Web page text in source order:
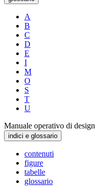
A
B
C
D
E
I
M
O
S
T
U
Manuale operativo di design
indici e glossario
contenuti
figure
tabelle
glossario